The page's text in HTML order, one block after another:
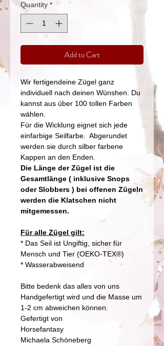
Quantity *
Add to Cart
Wir fertigendeine Zügel ganz
individuell nach deinen Wünshen. Du
kannst aus über 100 tollen Farben
wählen.
Für die Wicklung eignet sich jede
einfarbige Seilfarbe. Abgerundet
werden sie durch silber farbene
Kappen an den Enden.
Die Länge der Zügel ist die
Gesamtlänge ( inklusive Snops
oder Slobbers ) bei offenen Zügeln
werden die Klatschen nicht
mitgemessen.
Für alle Zügel gilt:
* Das Seil ist Ungiftig, sicher für
Mensch und Tier (OEKO-TEX®)
* Wasserabweisend
Bitte bedenk das alles von uns
Handgefertigt wird und die Masse um
1-2 cm abweichen können.
Gefertigt von
Horsefantasy
Michaela Schöneberg